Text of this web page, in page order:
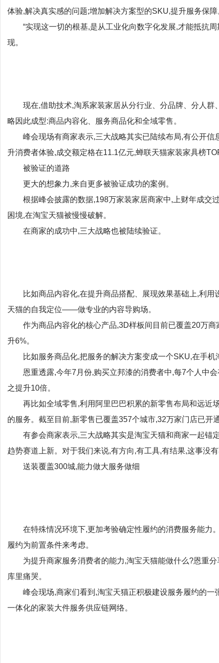
体验,解决真实感的问题;增加解决方案型的SKU,提升服务保障
“实现这一切的根基,是从工业化向数字化发展,才能抵抗
现。
现在,借助技术,淘系家装家居从分行业、分品牌、分人
略因此成型:商品内容化、服务商品化和全域零售。
峰会现场有商家表示,三大战略其实已陆续布局,有公开信
升消费者体验,成交额定格在11.1亿元,蝉联天猫家装家具榜
被验证的道路
更大的想象力,来自更多被验证成功的案例。
根据峰会披露的数据,198万家装家居商家中,上财年成交
困境,在淘宝天猫被慢慢破解。
在商家的成功中,三大战略也被陆续验证。
比如商品内容化,在提升商品搭配、展现效果基础上,利
天猫的自我定位——做专业的内容导购场。
作为商品内容化的核心产品,3D样板间目前已覆盖20万
升6%。
比如服务商品化,把服务的解决方案变成一个SKU,在手
恩重透露,今年7月份,购买立邦漆的消费者中,每7个人中
之提升10倍。
再比如全域零售,利用阿里巴巴积累的新零售布局和远近
的服务。截至目前,新零售已覆盖357个城市,32万家门店已开
有参会商家表示,三大战略其实是淘宝天猫和商家一起锚
趋势赛道上新。对于我们来说,有方向,有工具,有结果,这事没
送装覆盖300城,能力做大服务做细
在特殊情况环境下,更加考验确定性履约的消费服务能力
履约为前置条件来考虑。
为提升商家服务消费者的能力,淘宝天猫能做什么?恩重
库里痛哭。
峰会现场,商家们看到,淘宝天猫正积极建设服务履约的
一体化的家装大件服务供应链网络。